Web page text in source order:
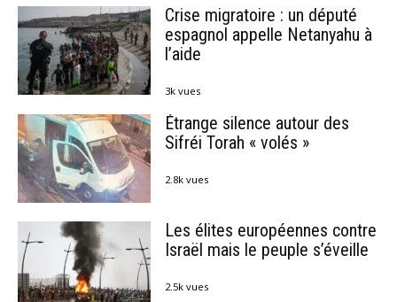
Crise migratoire : un député
espagnol appelle Netanyahu à
l’aide
3k vues
Étrange silence autour des
Sifréi Torah « volés »
2.8k vues
Les élites européennes contre
Israël mais le peuple s’éveille
2.5k vues